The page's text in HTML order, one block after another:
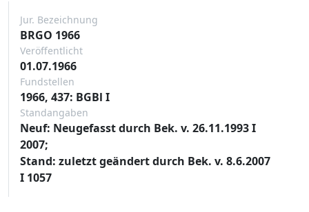
Jur. Bezeichnung
BRGO 1966
Veröffentlicht
01.07.1966
Fundstellen
1966, 437: BGBl I
Standangaben
Neuf: Neugefasst durch Bek. v. 26.11.1993 I
2007;
Stand: zuletzt geändert durch Bek. v. 8.6.2007
I 1057